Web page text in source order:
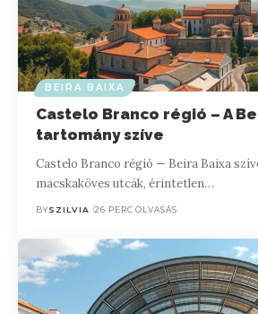
BEIRA BAIXA
Castelo Branco régió – A
tartomány szíve
Castelo Branco régió — Beira Baixa
macskaköves utcák, érintetlen…
BYSZILVIA 26 PERC OLVASÁS